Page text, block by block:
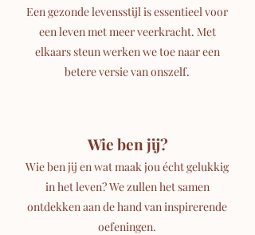
Een gezonde levensstijl is essentieel voor
een leven met meer veerkracht. Met
elkaars steun werken we toe naar een
betere versie van onszelf.
Wie ben jij?
Wie ben jij en wat maak jou écht gelukkig
in het leven? We zullen het samen
ontdekken aan de hand van inspirerende
oefeningen.